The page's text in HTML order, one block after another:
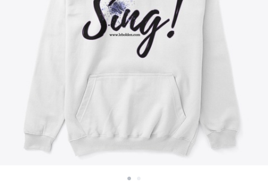
Venda en todas partes
Venda lo que sea
24,99 US$
Classic Long Sleeve Tee